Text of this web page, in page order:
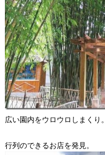
広い園内をウロウロしまくり。
行列のできるお店を発見。